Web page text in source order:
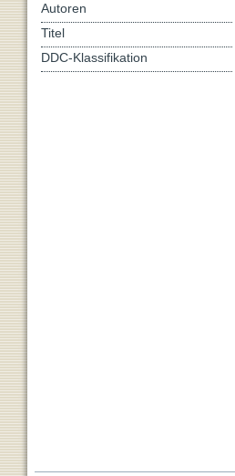
Autoren
Titel
DDC-Klassifikation